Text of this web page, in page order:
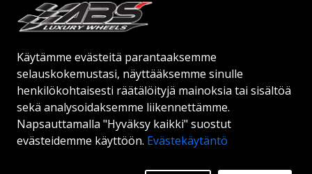
Käytämme evästeitä parantaaksemme
selauskokemustasi, näyttääksemme sinulle
henkilökohtaisesti räätälöityjä mainoksia tai sisältöä
sekä analysoidaksemme liikennettämme.
Napsauttamalla "Hyväksy kaikki" suostut
evästeidemme käyttöön. Evästekäytäntö
Alkaen:
186€ Lisätietoja